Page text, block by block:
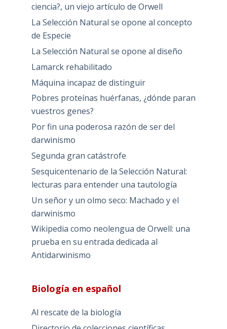
ciencia?, un viejo artículo de Orwell
La Selección Natural se opone al concepto
de Especie
La Selección Natural se opone al diseño
Lamarck rehabilitado
Máquina incapaz de distinguir
Pobres proteínas huérfanas, ¿dónde paran
vuestros genes?
Por fin una poderosa razón de ser del
darwinismo
Segunda gran catástrofe
Sesquicentenario de la Selección Natural:
lecturas para entender una tautología
Un señor y un olmo seco: Machado y el
darwinismo
Wikipedia como neolengua de Orwell: una
prueba en su entrada dedicada al
Antidarwinismo
Biología en español
Al rescate de la biología